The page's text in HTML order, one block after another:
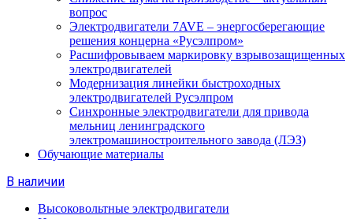
вопрос
Электродвигатели 7AVE – энергосберегающие
решения концерна «Русэлпром»
Расшифровываем маркировку взрывозащищенных
электродвигателей
Модернизация линейки быстроходных
электродвигателей Русэлпром
Синхронные электродвигатели для привода
мельниц ленинградского
электромашиностроительного завода (ЛЭЗ)
Обучающие материалы
В наличии
Высоковольтные электродвигатели